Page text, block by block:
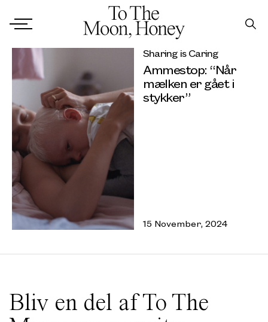
Sharing is Caring
Ammestop: “Når
mælken er gået i
stykker”
15 November, 2024
Bliv en del af To The